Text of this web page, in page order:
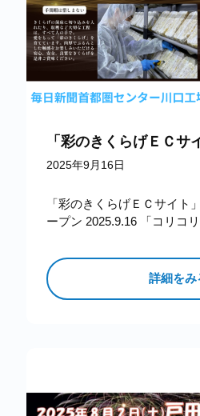
2025年9月16日
「彩のきくらげＥＣサイト
ープン 2025.9.16 「コリコ
術の設備で高品質…
詳細をみ